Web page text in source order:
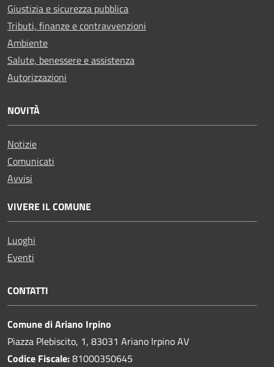
Giustizia e sicurezza pubblica
Tributi, finanze e contravvenzioni
Ambiente
Salute, benessere e assistenza
Autorizzazioni
NOVITÀ
Notizie
Comunicati
Avvisi
VIVERE IL COMUNE
Luoghi
Eventi
CONTATTI
Comune di Ariano Irpino
Piazza Plebiscito, 1, 83031 Ariano Irpino AV
Codice Fiscale:81000350645